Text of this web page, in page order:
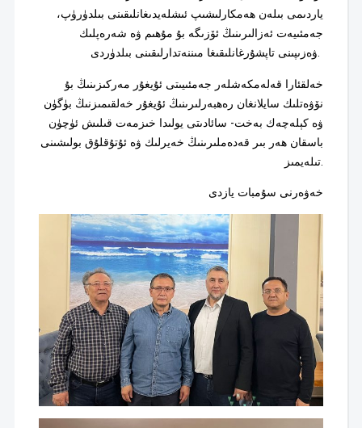
ياردىمى بىلەن ھەمكارلىشىپ ئىشلەيدىغانلىقىنى بىلدۈرۈپ،
جەمئىيەت ئەزالىرىنىڭ ئۆزىگە بۇ مۇھىم ۋە شەرەپلىك
ۋەزىپىنى تاپشۇرغانلىقىغا مىننەتدارلىقىنى بىلدۈردى.
خەلقئارا قەلەمكەشلەر جەمئىيىتى ئۇيغۇر مەركىزىنىڭ بۇ
نۆۋەتلىك سايلانغان رەھبەرلىرىنىڭ ئۇيغۇر خەلقىمىزنىڭ بۈگۈن
ۋە كېلەچەك بەخت- سائادىتى يولىدا خىزمەت قىلىش ئۈچۈن
باسقان ھەر بىر قەدەملىرىنىڭ خەيرلىك ۋە ئۇتۇقلۇق بولىشىنى
تىلەيمىز.
خەۋەرنى سۇمبات يازدى